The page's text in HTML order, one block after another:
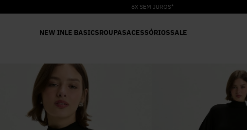
NEW INLE BASICSROUPASACESSÓRIOSSALE